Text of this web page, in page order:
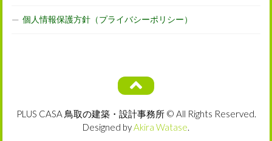
個人情報保護方針（プライバシーポリシー）
PLUS CASA 鳥取の建築・設計事務所 © All Rights Reserved.
Designed byAkira Watase.